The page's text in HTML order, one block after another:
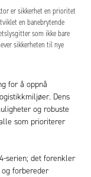
er sikkerhet en prioritet
en banebrytende
som ikke bare
sikkerheten til nye
for å oppnå
Dens
og robuste
som prioriterer
serien; det forenkler
forbereder